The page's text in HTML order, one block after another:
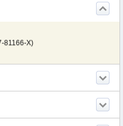
81166-X)